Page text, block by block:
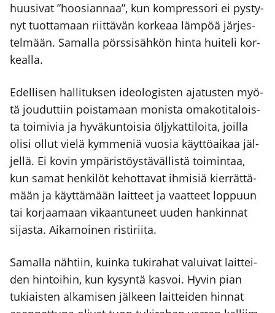
huusi­vat ”hoo­sian­naa”, kun kompres­so­ri ei pys­ty­
nyt tuot­ta­maan riit­tä­vän kor­ke­aa läm­pöä jär­jes­
tel­mään. Samal­la pörs­si­säh­kön hin­ta hui­te­li kor­
keal­la.
Edel­li­sen hal­li­tuk­sen ideo­lo­gis­ten aja­tus­ten myö­
tä jou­dut­tiin pois­ta­maan monis­ta oma­ko­ti­ta­lois­
ta toi­mi­via ja hyvä­kun­toi­sia öljy­kat­ti­loi­ta, joil­la
oli­si ollut vie­lä kym­me­niä vuo­sia käyt­tö­ai­kaa jäl­
jel­lä. Ei kovin ympä­ris­töys­tä­väl­lis­tä toi­min­taa,
kun samat hen­ki­löt kehot­ta­vat ihmi­siä kier­rät­tä­
mään ja käyt­tä­mään lait­teet ja vaat­teet lop­puun
tai kor­jaa­maan vikaan­tu­neet uuden han­kin­nat
sijas­ta. Aika­moi­nen ris­ti­rii­ta.
Samal­la näh­tiin, kuin­ka tuki­ra­hat valui­vat lait­tei­
den hin­toi­hin, kun kysyn­tä kas­voi. Hyvin pian
tukiais­ten alka­mi­sen jäl­keen lait­tei­den hin­nat